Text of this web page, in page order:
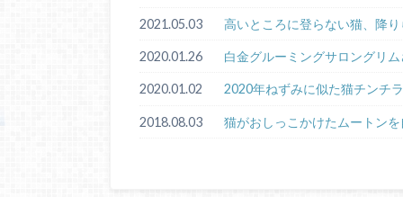
2021.05.03 高いところに登らない猫、降
2020.01.26 白金グルーミングサロングリ
2020.01.02 2020年ねずみに似た猫チンチ
2018.08.03 猫がおしっこかけたムートン